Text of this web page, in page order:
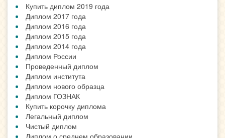
Купить диплом 2019 года
Диплом 2017 года
Диплом 2016 года
Диплом 2015 года
Диплом 2014 года
Диплом России
Проведенный диплом
Диплом института
Диплом нового образца
Диплом ГОЗНАК
Купить корочку диплома
Легальный диплом
Чистый диплом
Диплом о среднем образовании